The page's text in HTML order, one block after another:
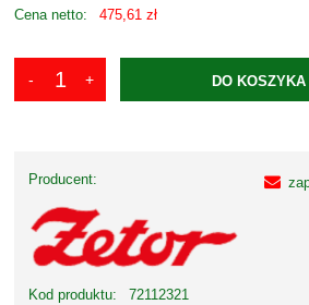
Cena netto: 475,61 zł
DO KOSZYKA
Producent:
Kod produktu: 72112321